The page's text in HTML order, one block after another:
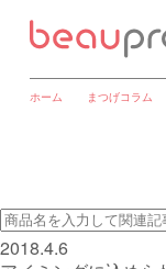
ホーム まつげコラム
2018.4.6